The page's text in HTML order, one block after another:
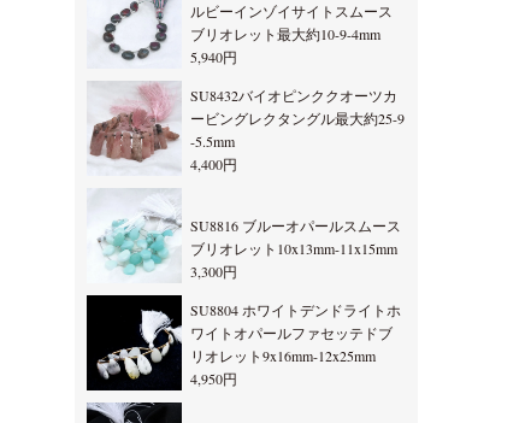
ルビーインゾイサイトスムース
ブリオレット最大約10-9-4mm
5,940円
SU8432バイオピンククオーツカ
ービングレクタングル最大約25-9
-5.5mm
4,400円
SU8816 ブルーオパールスムース
ブリオレット10x13mm-11x15mm
3,300円
SU8804 ホワイトデンドライトホ
ワイトオパールファセッテドブ
リオレット9x16mm-12x25mm
4,950円